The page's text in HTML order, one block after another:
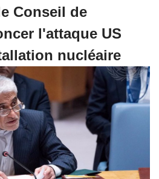
Conseil de
l'attaque US
nucléaire